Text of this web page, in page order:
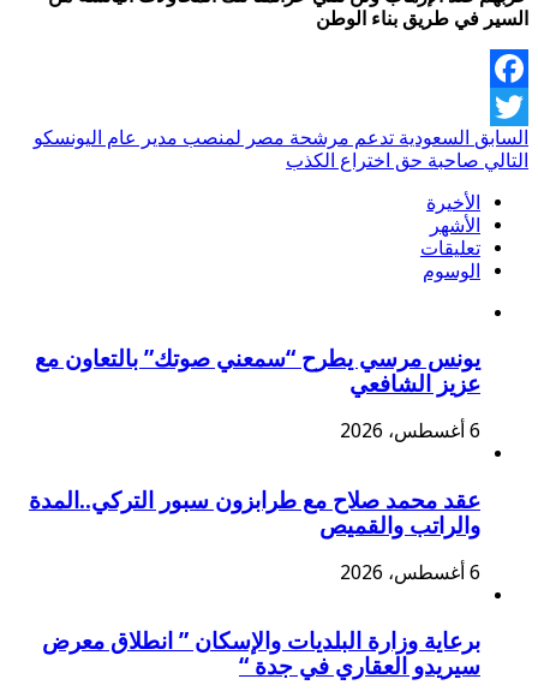
السير في طريق بناء الوطن
Facebook
Twitter
السابق السعودية تدعم مرشحة مصر لمنصب مدير عام اليونسكو
التالي صاحبة حق اختراع الكذب
الأخيرة
الأشهر
تعليقات
الوسوم
يونس مرسي يطرح “سمعني صوتك” بالتعاون مع
عزيز الشافعي
6 أغسطس، 2026
عقد محمد صلاح مع طرابزون سبور التركي..المدة
والراتب والقميص
6 أغسطس، 2026
برعاية وزارة البلديات والإسكان ” انطلاق معرض
سيريدو العقاري في جدة “